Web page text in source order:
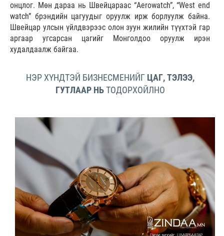
онцлог. Мөн дараа нь Швейцараас “Aerowatch”, “West end
watch” брэндийн цагуудыг оруулж ирж борлуулж байна.
Швейцар улсын үйлдвэрээс олон зуун жилийн түүхтэй гар
аргаар угсарсан цагийг Монголдоо оруулж ирэн
худалдаалж байгаа.
НЭР ХҮНДТЭЙ БИЗНЕСМЕНИЙГ ЦАГ, ТЭЛЭЭ,
ГУТЛААР НЬТОДОРХОЙЛНО